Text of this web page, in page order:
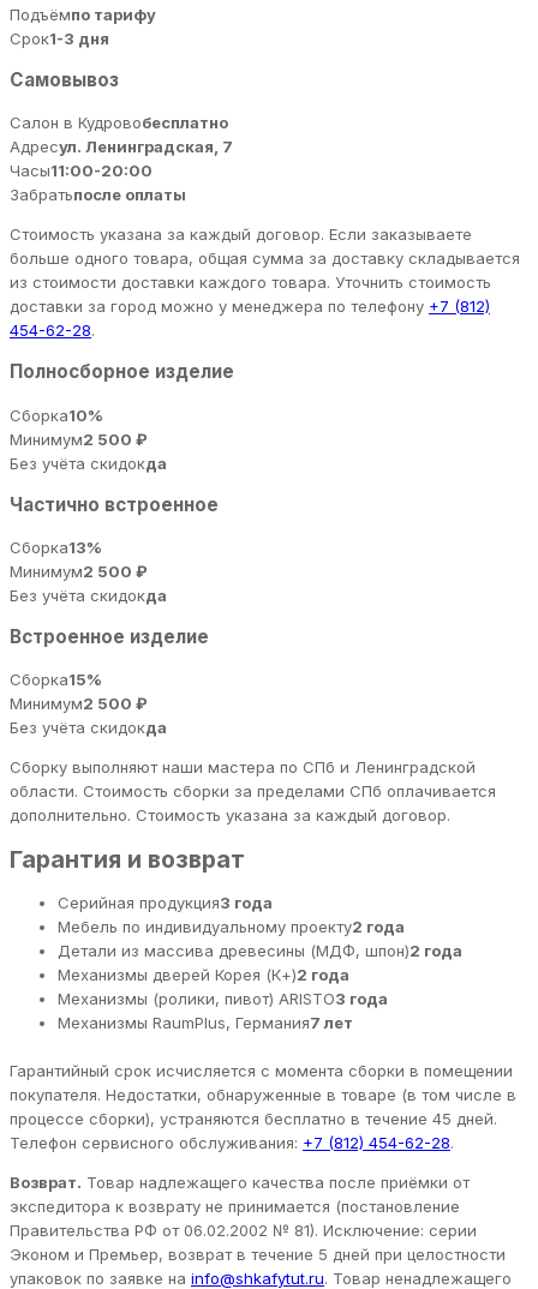
Подъёмпо тарифу
Срок1-3 дня
Самовывоз
Салон в Кудровобесплатно
Адресул. Ленинградская, 7
Часы11:00-20:00
Забратьпосле оплаты
Стоимость указана за каждый договор. Если заказываете
больше одного товара, общая сумма за доставку складывается
из стоимости доставки каждого товара. Уточнить стоимость
доставки за город можно у менеджера по телефону +7 (812)
454-62-28.
Полносборное изделие
Сборка10%
Минимум2 500 ₽
Без учёта скидокда
Частично встроенное
Сборка13%
Минимум2 500 ₽
Без учёта скидокда
Встроенное изделие
Сборка15%
Минимум2 500 ₽
Без учёта скидокда
Сборку выполняют наши мастера по СПб и Ленинградской
области. Стоимость сборки за пределами СПб оплачивается
дополнительно. Стоимость указана за каждый договор.
Гарантия и возврат
Серийная продукция3 года
Мебель по индивидуальному проекту2 года
Детали из массива древесины (МДФ, шпон)2 года
Механизмы дверей Корея (К+)2 года
Механизмы (ролики, пивот) ARISTO3 года
Механизмы RaumPlus, Германия7 лет
Гарантийный срок исчисляется с момента сборки в помещении
покупателя. Недостатки, обнаруженные в товаре (в том числе в
процессе сборки), устраняются бесплатно в течение 45 дней.
Телефон сервисного обслуживания: +7 (812) 454-62-28.
Возврат. Товар надлежащего качества после приёмки от
экспедитора к возврату не принимается (постановление
Правительства РФ от 06.02.2002 № 81). Исключение: серии
Эконом и Премьер, возврат в течение 5 дней при целостности
упаковок по заявке на info@shkafytut.ru. Товар ненадлежащего